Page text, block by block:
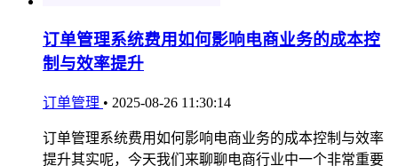
订单管理系统费用如何影响电商业务的成本控
制与效率提升
订单管理 • 2025-08-26 11:30:14
订单管理系统费用如何影响电商业务的成本控制与效率
提升其实呢，今天我们来聊聊电商行业中一个非常重要